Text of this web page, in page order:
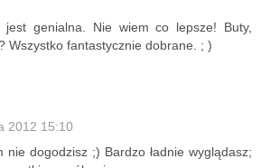
jest genialna. Nie wiem co lepsze! Buty,
Wszystko fantastycznie dobrane. ; )
2012 15:10
nie dogodzisz ;) Bardzo ładnie wyglądasz;